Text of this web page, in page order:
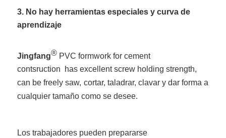
3. No hay herramientas especiales y curva de
aprendizaje
Jingfang® PVC formwork for cement
contsruction has excellent screw holding strength,
can be freely saw, cortar, taladrar, clavar y dar forma a
cualquier tamaño como se desee.
Los trabajadores pueden prepararse